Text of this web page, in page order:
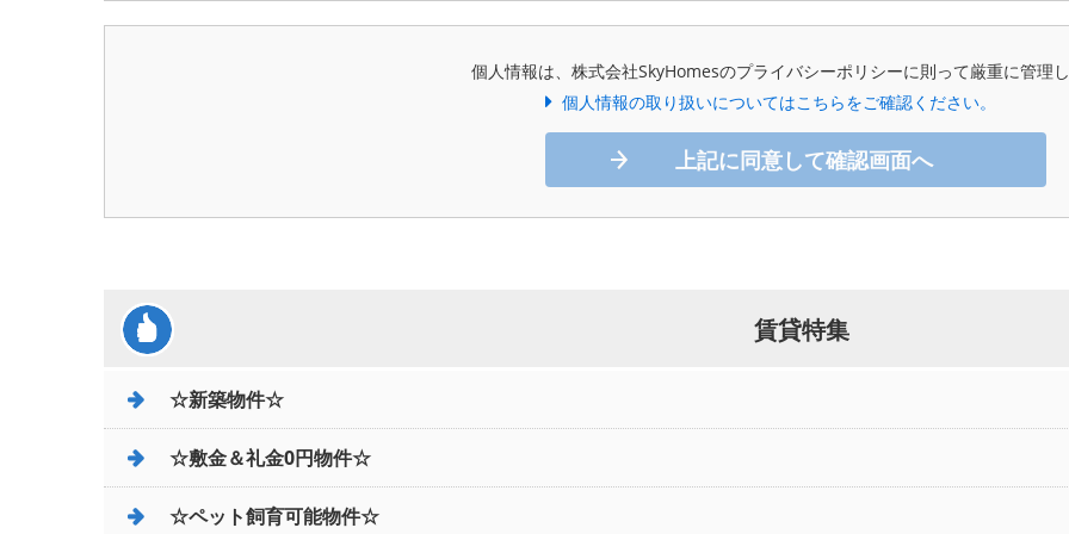
個人情報は、株式会社SkyHomesのプライバシーポリシーに則って厳重に管理
個人情報の取り扱いについてはこちらをご確認ください。
上記に同意して確認画面へ
賃貸特集
☆新築物件☆
☆敷金＆礼金0円物件☆
☆ペット飼育可能物件☆